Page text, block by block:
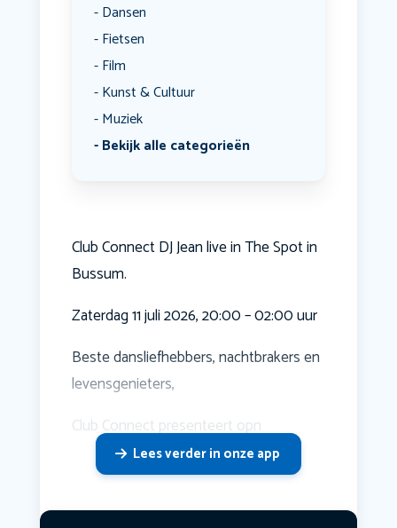
Dansen
Fietsen
Film
Kunst & Cultuur
Muziek
Bekijk alle categorieën
Club Connect DJ Jean live in The Spot in
Bussum.
Zaterdag 11 juli 2026, 20:00 – 02:00 uur
Beste dansliefhebbers, nachtbrakers en
levensgenieters,
Club Connect presenteert opn
Lees verder in onze app